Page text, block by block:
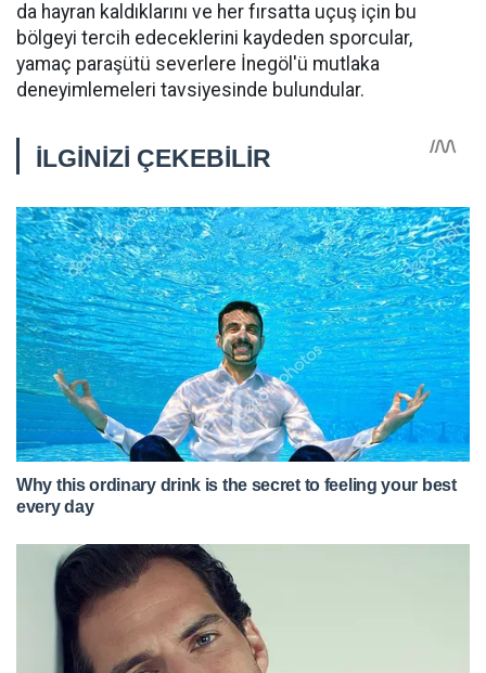
da hayran kaldıklarını ve her fırsatta uçuş için bu
bölgeyi tercih edeceklerini kaydeden sporcular,
yamaç paraşütü severlere İnegöl'ü mutlaka
deneyimlemeleri tavsiyesinde bulundular.